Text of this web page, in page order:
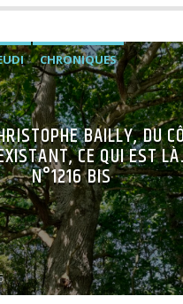
CHRONIQUES
BAILLY, DU
CE QUI EST
N°1216 BIS